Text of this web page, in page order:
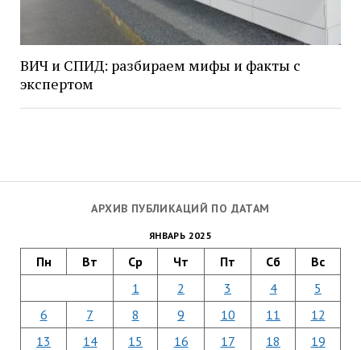
АРХИВ ПУБЛИКАЦИЙ ПО ДАТАМ
ЯНВАРЬ 2025
Пн Вт Ср Чт Пт Сб Вс
1 2 3 4
5
6
7 8 9 10 11
12
13
14 15 16 17 18
19
ВИЧ и СПИД: разбираем мифы и факты с
экспертом